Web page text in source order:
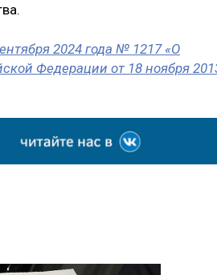
2024 года № 1217 «О
Федерации от 18 ноября